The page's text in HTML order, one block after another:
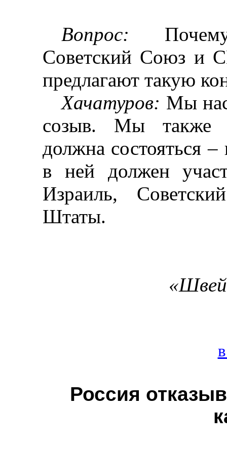
Вопрос:
Советский Союз и
предлагают такую
Хачатуров: Мы
созыв. Мы также
должна состояться–
в ней должен
Израиль,
Штаты.
«
Россия